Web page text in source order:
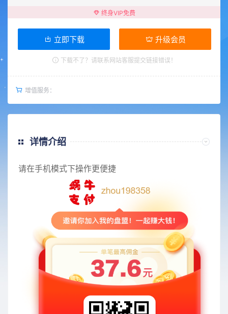
终身VIP免费
立即下载 升级会员
下载不了？请联系网站客服提交链接错误！
增值服务：
详情介绍
请在手机模式下操作更便捷